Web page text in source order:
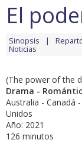
El
Sinopsis
Noticias
(The power of the
Drama -
Australia - Canadá
Unidos
Año: 2021
126 minutos